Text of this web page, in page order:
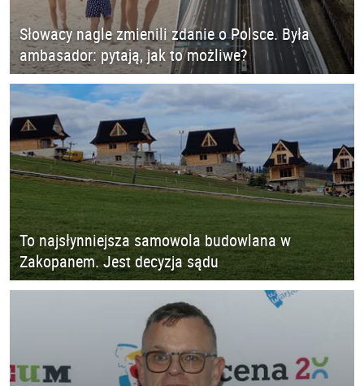
Słowacy nagle zmienili zdanie o Polsce. Była
ambasador: pytają, jak to możliwe?
To najsłynniejsza samowola budowlana w
Zakopanem. Jest decyzja sądu